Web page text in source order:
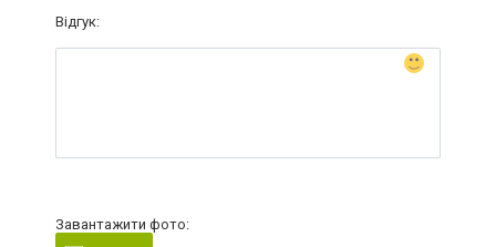
Відгук:
Завантажити фото: